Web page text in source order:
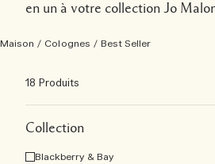
en un à votre collection Jo
Maison / Colognes / Best Seller
18 Produits
Collection
Blackberry & Bay